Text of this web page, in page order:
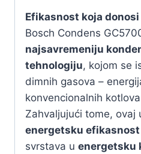
Efikasnost koja
Bosch Condens
najsavremeniju
tehnologiju, kojom se
dimnih gasova –
konvencionalnih
Zahvaljujući tome, ovaj
energetsku efikasnost
svrstava u energetsku